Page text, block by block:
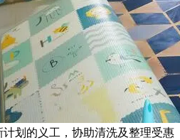
划的义工，协助清洗及整理受惠